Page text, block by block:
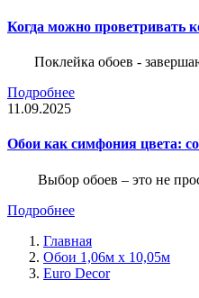
Когда можно проветривать
Поклейка обоев -
Подробнее
11.09.2025
Обои как симфония цвета:
Выбор обоев – это не
Подробнее
Главная
Обои 1,06м х 10,05м
Euro Decor